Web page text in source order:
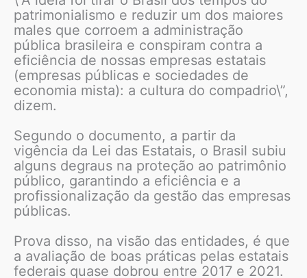
patrimonialismo e reduzir um dos maiores
males que corroem a administração
pública brasileira e conspiram contra a
eficiência de nossas empresas estatais
(empresas públicas e sociedades de
economia mista): a cultura do compadrio\”,
dizem.
Segundo o documento, a partir da
vigência da Lei das Estatais, o Brasil subiu
alguns degraus na proteção ao patrimônio
público, garantindo a eficiência e a
profissionalização da gestão das empresas
públicas.
Prova disso, na visão das entidades, é que
a avaliação de boas práticas pelas estatais
federais quase dobrou entre 2017 e 2021.